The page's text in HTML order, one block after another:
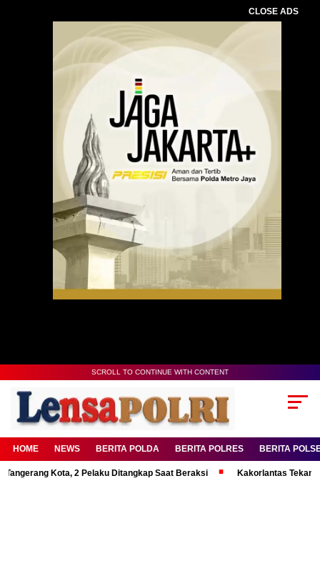
CLOSE ADS
SCROLL TO CONTINUE WITH CONTENT
HOME NEWS BERITA POLDA BERITA POLRES BERITA
Kota, 2 Pelaku Ditangkap Saat Beraksi Kakorlantas Tekankan